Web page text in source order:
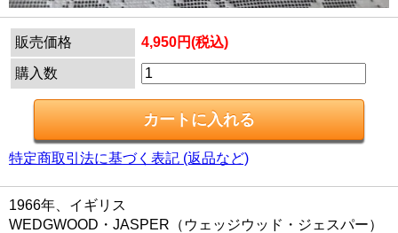
販売価格 4,950円(税込)
購入数
特定商取引法に基づく表記 (返品など)
1966年、イギリス
WEDGWOOD・JASPER（ウェッジウッド・ジェスパー）